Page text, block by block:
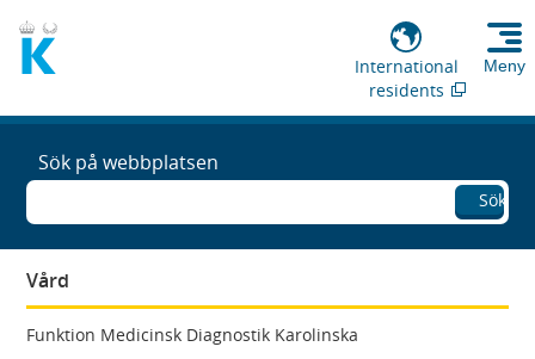
International
residents
Meny
Sök på webbplatsen
Sök
Vård
Funktion Medicinsk Diagnostik Karolinska